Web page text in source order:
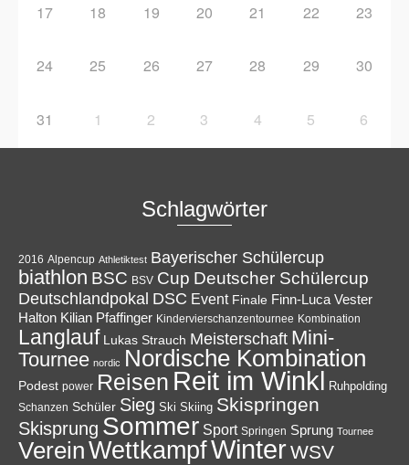
17 18 19 20 21 22 23
24 25 26 27 28 29 30
31 1 2 3 4 5 6
Schlagwörter
2016 Alpencup Athletiktest Bayerischer Schülercup
biathlon BSC BSV Cup Deutscher Schülercup
Deutschlandpokal DSC Event Finale Finn-Luca Vester
Halton Kilian Pfaffinger Kindervierschanzentournee Kombination
Langlauf Lukas Strauch Meisterschaft Mini-
Tournee nordic Nordische Kombination
Podest power Reisen Reit im Winkl Ruhpolding
Schanzen Schüler Sieg Ski Skiing Skispringen
Skisprung Sommer Sport Springen Sprung Tournee
VereinWettkampfWinterWSV